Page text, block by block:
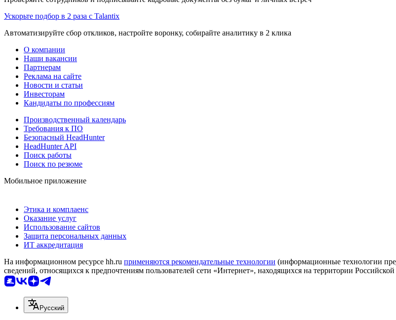
Ускорьте подбор в 2 раза с Talantix
Автоматизируйте сбор откликов, настройте воронку, собирайте аналитику в 2 клика
О компании
Наши вакансии
Партнерам
Реклама на сайте
Новости и статьи
Инвесторам
Кандидаты по профессиям
Производственный календарь
Требования к ПО
Безопасный HeadHunter
HeadHunter API
Поиск работы
Поиск по резюме
Мобильное приложение
Этика и комплаенс
Оказание услуг
Использование сайтов
Защита персональных данных
ИТ аккредитация
На информационном ресурсе hh.ru применяются рекомендательные технологии (информационные технологии
сведений, относящихся к предпочтениям пользователей сети «Интернет», находящихся на территории
Русский